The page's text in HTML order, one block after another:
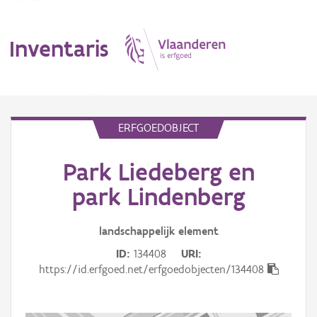
Inventaris
Erfgoedobject
Aanduidingsobject
ERFGOEDOBJECT
Park Liedeberg en
park Lindenberg
landschappelijk element
ID 134408
URI
https://id.erfgoed.net/erfgoedobjecten/134408